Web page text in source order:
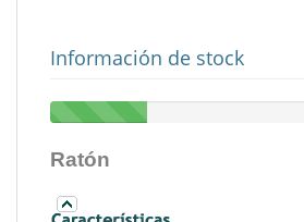
Información de stock
Ratón